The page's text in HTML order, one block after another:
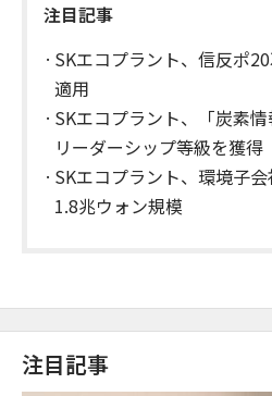
注目記事
SKエコプラント、信反ポ
適用
SKエコプラント、「炭素情
リーダーシップ等級を獲得
SKエコプラント、環境子
1.8兆ウォン規模
注目記事